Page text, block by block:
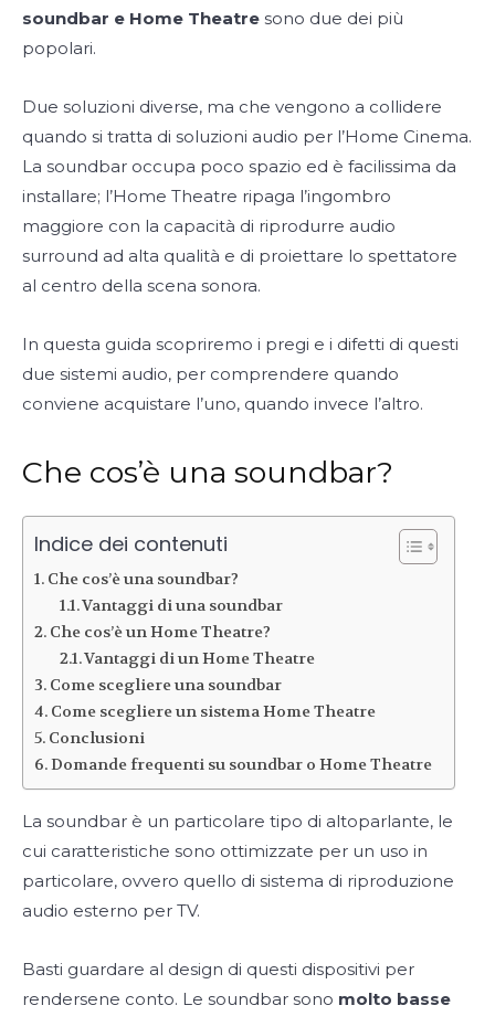
soundbar e Home Theatre sono due dei più
popolari.
Due soluzioni diverse, ma che vengono a collidere
quando si tratta di soluzioni audio per l’Home Cinema.
La soundbar occupa poco spazio ed è facilissima da
installare; l’Home Theatre ripaga l’ingombro
maggiore con la capacità di riprodurre audio
surround ad alta qualità e di proiettare lo spettatore
al centro della scena sonora.
In questa guida scopriremo i pregi e i difetti di questi
due sistemi audio, per comprendere quando
conviene acquistare l’uno, quando invece l’altro.
Che cos’è una soundbar?
Indice dei contenuti
Che cos’è una soundbar?
Vantaggi di una soundbar
Che cos’è un Home Theatre?
Vantaggi di un Home Theatre
Come scegliere una soundbar
Come scegliere un sistema Home Theatre
Conclusioni
Domande frequenti su soundbar o Home Theatre
La soundbar è un particolare tipo di altoparlante, le
cui caratteristiche sono ottimizzate per un uso in
particolare, ovvero quello di sistema di riproduzione
audio esterno per TV.
Basti guardare al design di questi dispositivi per
rendersene conto. Le soundbar sono molto basse